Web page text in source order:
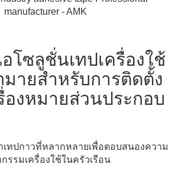
อโซลูชั่นเทปเครื่องใช้
ายสําหรับการติดตั้ง
องหมายส่วนประกอบ
ทปกาวที่หลากหลายเพื่อตอบสนองความ
รรมเครื่องใช้ในครัวเรือน